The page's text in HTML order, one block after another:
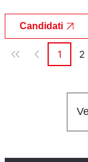
Candidati
Paginazione
Pagina
1 2